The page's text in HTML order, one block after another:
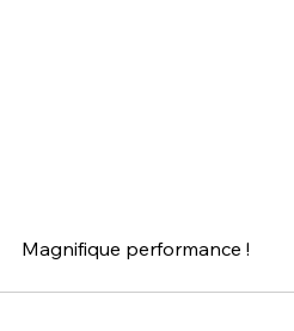
Magnifique performance !